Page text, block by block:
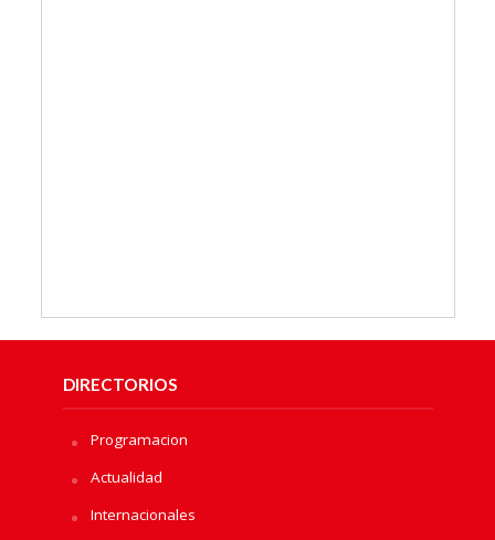
DIRECTORIOS
Programacion
Actualidad
Internacionales